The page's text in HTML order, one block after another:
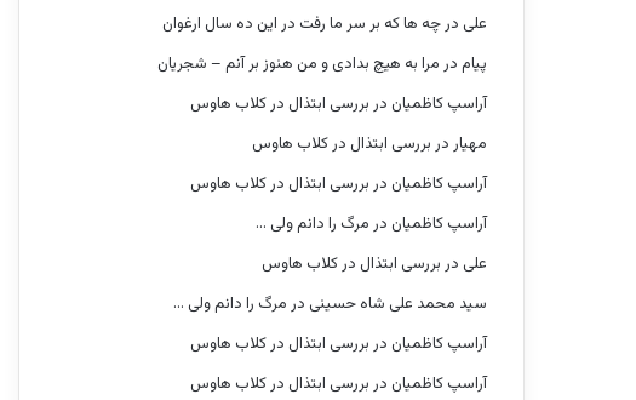
علی درچه ها که بر سر ما رفت در این ده سال ارغوان
پیام در مرا به هیچ بدادی و من هنوز بر آنم – شجریان
آراسپ کاظمیان در بررسی ابتذال در کلاب هاوس
مهیار در بررسی ابتذال در کلاب هاوس
آراسپ کاظمیان در بررسی ابتذال در کلاب هاوس
آراسپ کاظمیان در مرگ را دانم ولی …
علی در بررسی ابتذال در کلاب هاوس
سید محمد علی شاه حسینی در مرگ را دانم ولی …
آراسپ کاظمیان در بررسی ابتذال در کلاب هاوس
آراسپ کاظمیان در بررسی ابتذال در کلاب هاوس